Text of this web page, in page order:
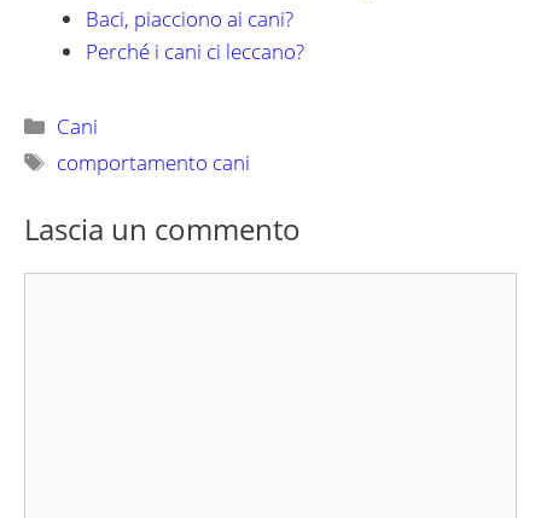
Baci, piacciono ai cani?
Perché i cani ci leccano?
Categorie
Cani
Tag
comportamento cani
Lascia un commento